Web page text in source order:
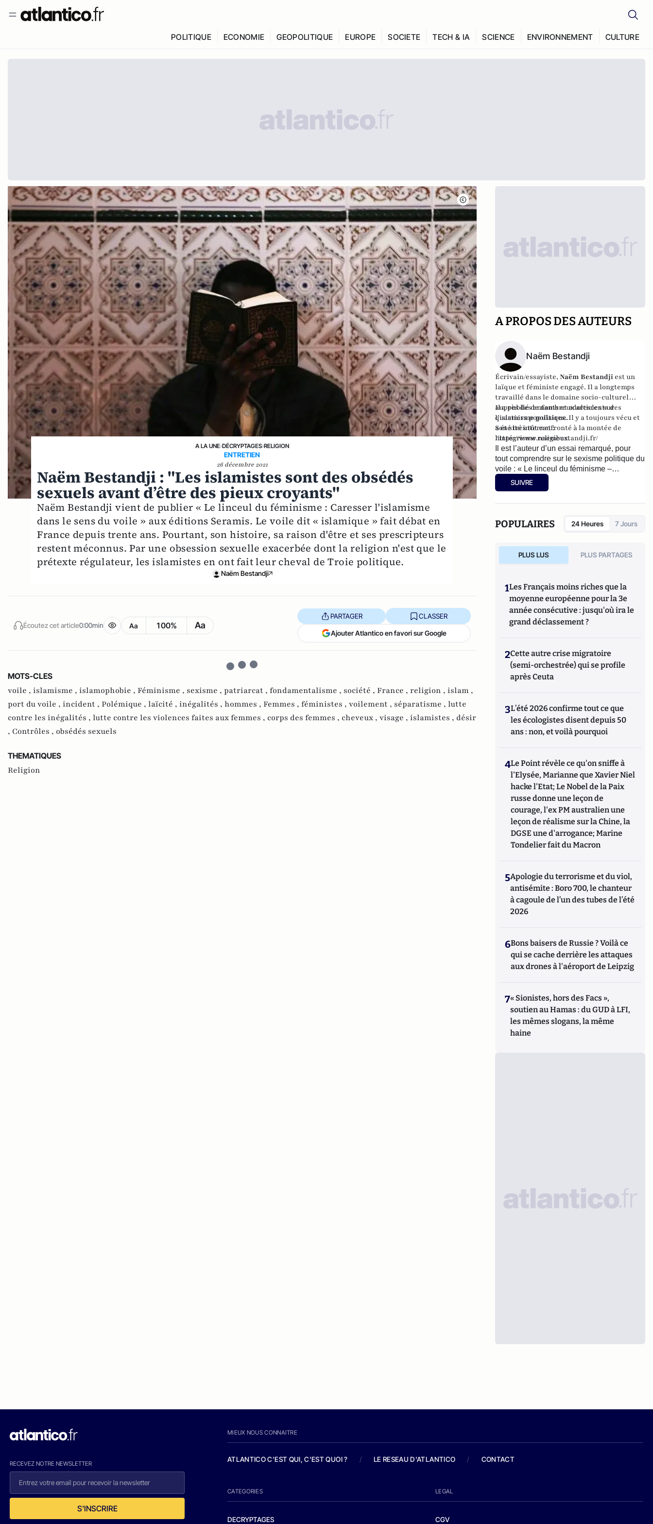
POLITIQUE ECONOMIE GEOPOLITIQUE EUROPE SOCIETE TECH & IA SCIENCE ENVIRONNEMENT CULTURE
A LA UNE›DÉCRYPTAGES›RELIGION
ENTRETIEN
26 décembre 2021
Naëm Bestandji : "Les islamistes sont des obsédés
sexuels avant d’être des pieux croyants"
Naëm Bestandji vient de publier « Le linceul du féminisme : Caresser l'islamisme
dans le sens du voile » aux éditions Seramis. Le voile dit « islamique » fait débat en
France depuis trente ans. Pourtant, son histoire, sa raison d'être et ses prescripteurs
restent méconnus. Par une obsession sexuelle exacerbée dont la religion n'est que le
prétexte régulateur, les islamistes en ont fait leur cheval de Troie politique.
Naëm Bestandji
Écoutez cet article0:00min Aa 100% Aa
PARTAGER CLASSER
Ajouter Atlantico en favori sur Google
MOTS-CLES
voile , islamisme , islamophobie , Féminisme , sexisme , patriarcat , fondamentalisme , société , France , religion , islam ,
port du voile , incident , Polémique , laïcité , inégalités , hommes , Femmes , féministes , voilement , séparatisme , lutte
contre les inégalités , lutte contre les violences faites aux femmes , corps des femmes , cheveux , visage , islamistes , désir
, Contrôles , obsédés sexuels
THEMATIQUES
Religion
A PROPOS DES AUTEURS
Naëm Bestandji
Écrivain/essayiste,Naëm Bestandji est un
laïque et féministe engagé. Il a longtemps
travaillé dans le domaine socio-culturel
auprès des enfants et adolescents des
quartiers populaires. Il y a toujours vécu et
a été très tôt confronté à la montée de
l'intégrisme religieux.
Il a publié de nombreux articles sur
l’islamisme politique.
Son site internet :
https://www.naembestandji.fr/
Il est l’auteur d’un essai remarqué, pour
tout comprendre sur le sexisme politique du
voile : « Le linceul du féminisme –
Caresser l’islamisme dans le sens du voile
» (éditions Séramis, novembre 2021).
SUIVRE
POPULAIRES 24 Heures 7 Jours
PLUS LUS PLUS PARTAGES
1Les Français moins riches que la
moyenne européenne pour la 3e
année consécutive : jusqu'où ira le
grand déclassement ?
2Cette autre crise migratoire
(semi-orchestrée) qui se profile
après Ceuta
3L’été 2026 confirme tout ce que
les écologistes disent depuis 50
ans : non, et voilà pourquoi
4Le Point révèle ce qu'on sniffe à
l'Elysée, Marianne que Xavier Niel
hacke l'Etat; Le Nobel de la Paix
russe donne une leçon de
courage, l'ex PM australien une
leçon de réalisme sur la Chine, la
DGSE une d'arrogance; Marine
Tondelier fait du Macron
5Apologie du terrorisme et du viol,
antisémite : Boro 700, le chanteur
à cagoule de l’un des tubes de l’été
2026
6Bons baisers de Russie ? Voilà ce
qui se cache derrière les attaques
aux drones à l'aéroport de Leipzig
7« Sionistes, hors des Facs »,
soutien au Hamas : du GUD à LFI,
les mêmes slogans, la même
haine
RECEVEZ NOTRE NEWSLETTER
S'INSCRIRE
MIEUX NOUS CONNAITRE
ATLANTICO C'EST QUI, C'EST QUOI ? / LE RESEAU D'ATLANTICO / CONTACT
CATEGORIES
DECRYPTAGES
LEGAL
CGV